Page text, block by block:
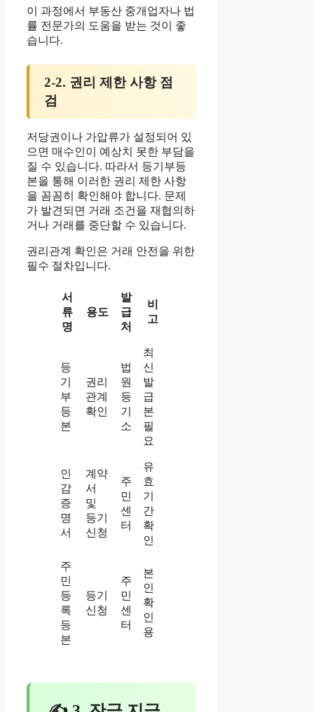
이 과정에서 부동산 중개업자나 법
률 전문가의 도움을 받는 것이 좋
습니다.
2-2. 권리 제한 사항 점
검
저당권이나 가압류가 설정되어 있
으면 매수인이 예상치 못한 부담을
질 수 있습니다. 따라서 등기부등
본을 통해 이러한 권리 제한 사항
을 꼼꼼히 확인해야 합니다. 문제
가 발견되면 거래 조건을 재협의하
거나 거래를 중단할 수 있습니다.
권리관계 확인은 거래 안전을 위한
필수 절차입니다.
서
류
명
용도
발
급
처
비
고
등
기
부
등
본
권리
관계
확인
법
원
등
기
소
최
신
발
급
본
필
요
인
감
증
명
서
계약
서
및
등기
신청
주
민
센
터
유
효
기
간
확
인
주
민
등
록
등
본
등기
신청
주
민
센
터
본
인
확
인
용